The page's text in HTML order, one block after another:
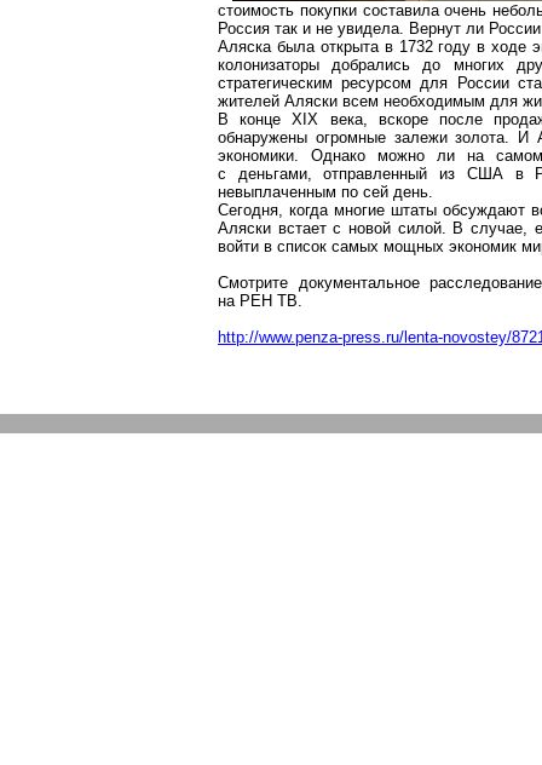
стоимость покупки составила очень
Россия так и не увидела. Вернут ли
Аляска была открыта в 1732 году в ходе
колонизаторы добрались до многих
стратегическим ресурсом для России
жителей Аляски всем необходимым для
В конце XIX века, вскоре после
обнаружены огромные залежи золота. И
экономики. Однако можно ли на
с деньгами, отправленный из США в
невыплаченным по сей день.
Сегодня, когда многие штаты обсуждают
Аляски встает с новой силой. В случае,
войти в список самых мощных экономик
Смотрите документальное
на РЕН ТВ.
http://www.penza-press.ru/lenta-novostey/